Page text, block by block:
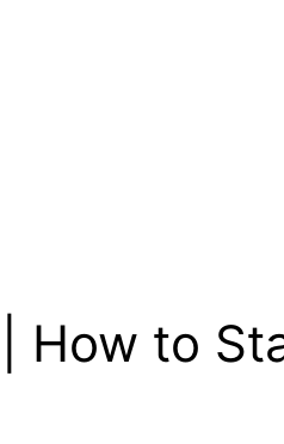
करें | How